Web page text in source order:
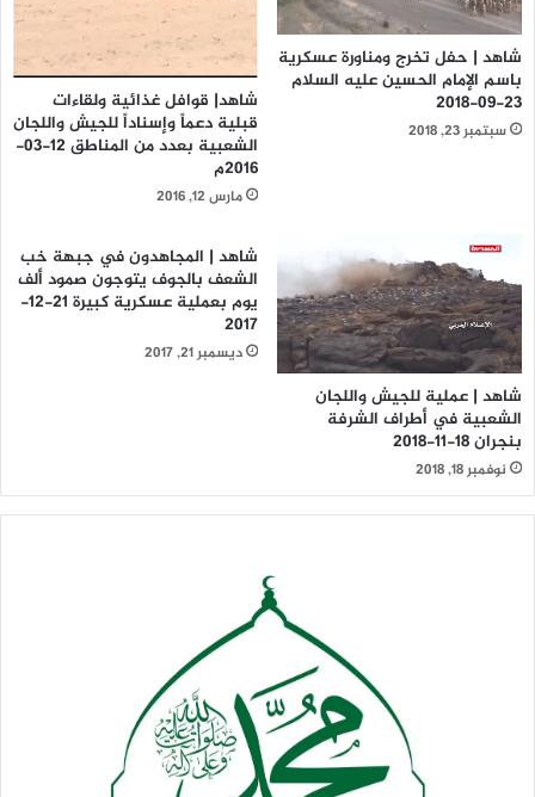
شاهد | حفل تخرج ومناورة عسكرية
باسم الإمام الحسين عليه السلام
23-09-2018
سبتمبر 23, 2018
شاهد| قوافل غذائية ولقاءات
قبلية دعماً وإسناداً للجيش واللجان
الشعبية بعدد من المناطق 12-03-
2016م
مارس 12, 2016
شاهد | عملية للجيش واللجان
الشعبية في أطراف الشرفة
بنجران 18-11-2018
نوفمبر 18, 2018
شاهد | المجاهدون في جبهة خب
الشعف بالجوف يتوجون صمود ألف
يوم بعملية عسكرية كبيرة 21-12-
2017
ديسمبر 21, 2017